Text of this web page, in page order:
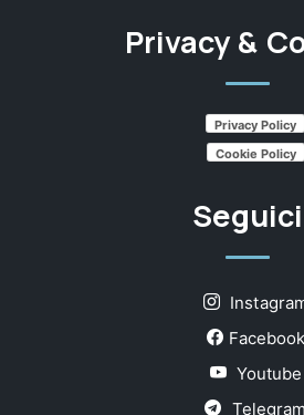
Privacy &
Privacy Policy
Cookie Policy
Seguici
Facebook
Youtube
Telegram